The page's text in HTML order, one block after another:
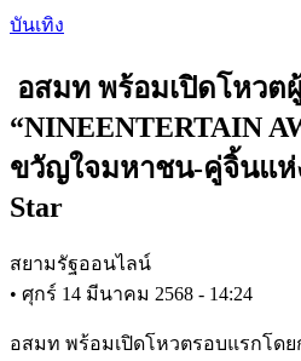
Skip
content
บันเทิง
อสมท พร้อมเปิดโหวต
“NINEENTERTAIN
ขวัญใจมหาชน-คู่จิ้นแห่
Star
สยามรัฐออนไลน์
• ศุกร์ 14 มีนาคม 2568 - 14:24
อสมท พร้อมเปิดโหวตรอบแรกโดย